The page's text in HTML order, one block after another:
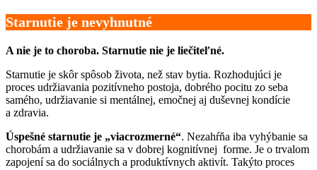
Starnutie je nevyhnutné
A nie je to choroba. Starnutie nie je liečiteľné.
Starnutie je skôr spôsob života, než stav bytia. Rozhodujúci je
proces udržiavania pozitívneho postoja, dobrého pocitu zo seba
samého, udržiavanie si mentálnej, emočnej aj duševnej kondície
a zdravia.
Úspešné starnutie je „viacrozmerné“. Nezahŕňa iba vyhýbanie sa
chorobám a udržiavanie sa v dobrej kognitívnej forme. Je o trvalom
zapojení sa do sociálnych a produktívnych aktivít. Takýto proces